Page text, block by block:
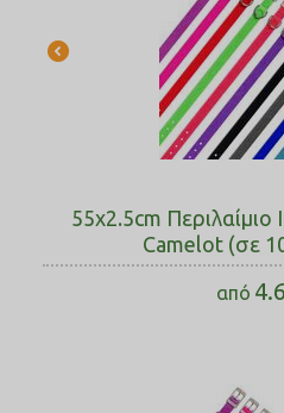
55x2.5cm Περιλαίμιο
Camelot (σε
από